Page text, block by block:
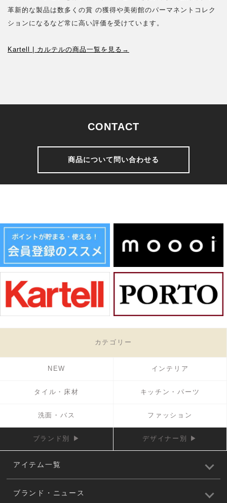
革新的な製品は数多くの賞 の獲得や美術館のパーマネントコレク
ションになるなど常に高い評価を受けています。
Kartell | カルテルの商品一覧を見る→
CONTACT
商品について問い合わせる
カテゴリー
NEW インテリア
タイル・床材 キッチン・パーツ
洗面・バス ファッション
ブランド別 ▶ デザイナー別 ▶
アイテム一覧
ブランド・ニュース